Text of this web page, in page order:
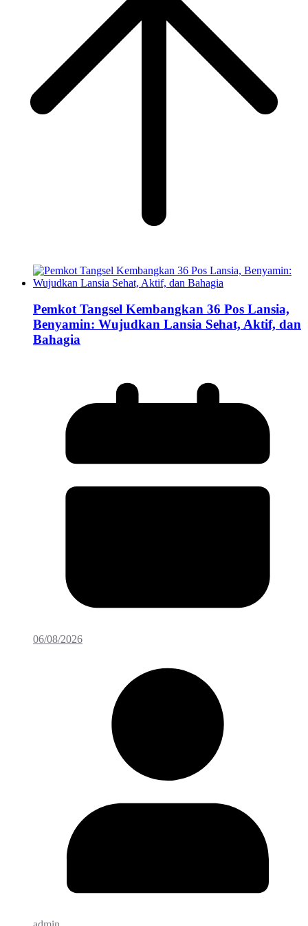
Pemkot Tangsel Kembangkan 36 Pos Lansia,
Benyamin: Wujudkan Lansia Sehat, Aktif, dan
Bahagia
06/08/2026